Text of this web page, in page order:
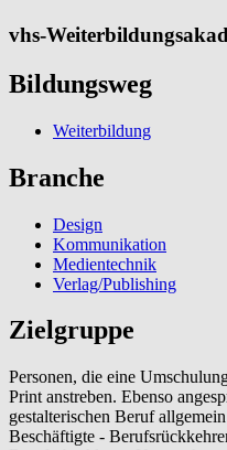
vhs-
Bildungsweg
Weiterbildung
Branche
Design
Kommunikation
Medientechnik
Verlag/Publishing
Zielgruppe
Personen, die eine
Print anstreben. Ebenso
gestalterischen Beruf
Beschäftigte -